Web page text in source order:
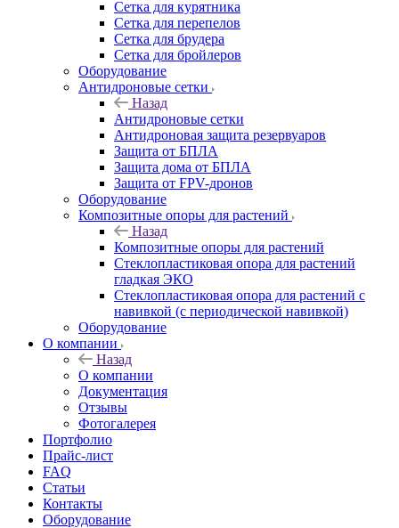
Сетка для курятника
Сетка для перепелов
Сетка для брудера
Сетка для бройлеров
Оборудование
Антидроновые сетки
Назад
Антидроновые сетки
Антидроновая защита резервуаров
Защита от БПЛА
Защита дома от БПЛА
Защита от FPV-дронов
Оборудование
Композитные опоры для растений
Назад
Композитные опоры для растений
Стеклопластиковая опора для растений
гладкая ЭКО
Стеклопластиковая опора для растений с
навивкой (с периодической навивкой)
Оборудование
О компании
Назад
О компании
Документация
Отзывы
Фотогалерея
Портфолио
Прайс-лист
FAQ
Статьи
Контакты
Оборудование